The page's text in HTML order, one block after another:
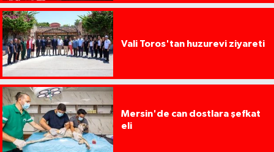
Vali Toros'tan huzurevi ziyareti
Mersin'de can dostlara şefkat
eli